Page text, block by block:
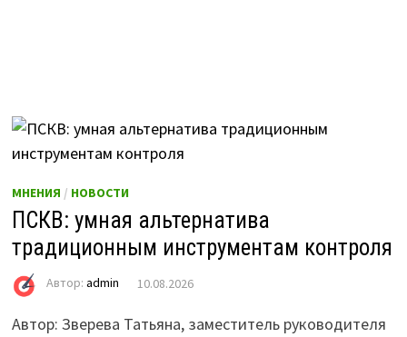
МНЕНИЯ / НОВОСТИ
ПСКВ: умная альтернатива
традиционным инструментам контроля
Автор: admin 10.08.2026
Автор: Зверева Татьяна, заместитель руководителя